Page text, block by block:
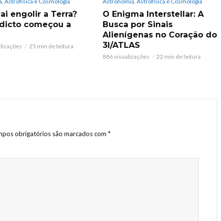
engolir a Terra?
começou a
25 min de leitura
O Enigma Interstellar: A
Busca por Sinais
Alienígenas no Coração do
3I/ATLAS
886 visualizações 22 min de leitura
obrigatórios são marcados com *